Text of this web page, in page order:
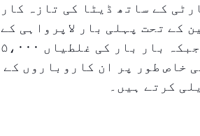
کے ساتھ ڈیٹا کی تازہ
کے تحت پہلی بار لاپرواہی
خاص طور پر ان کاروباروں کے
کرتے ہیں۔